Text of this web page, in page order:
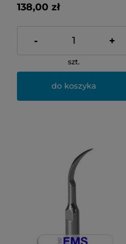
138,00 zł
- +
szt.
do koszyka